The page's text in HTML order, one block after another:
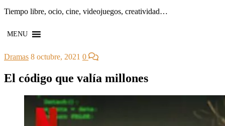
Tiempo libre, ocio, cine, videojuegos, creatividad…
MENU
Dramas 8 octubre, 2021 0
El código que valía millones